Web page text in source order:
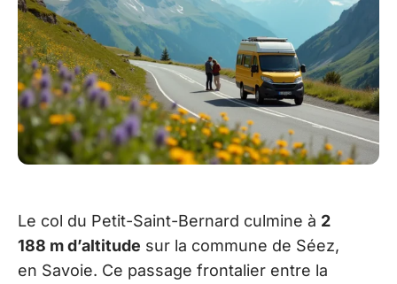
Le col du Petit-Saint-Bernard culmine à 2
188 m d’altitude sur la commune de Séez,
en Savoie. Ce passage frontalier entre la